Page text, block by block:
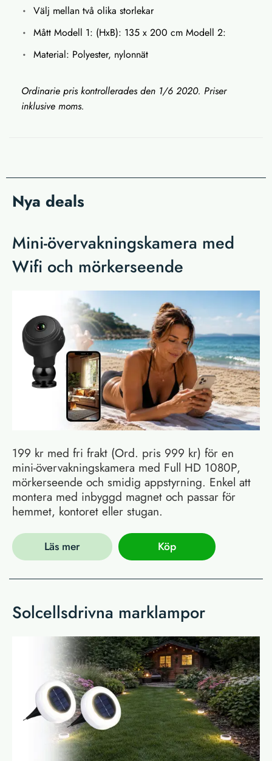
Välj mellan två olika storlekar
Mått Modell 1: (HxB): 135 x 200 cm Modell 2:
Material: Polyester, nylonnät
Ordinarie pris kontrollerades den 1/6 2020. Priser
inklusive moms.
Nya deals
Mini-övervakningskamera med
Wifi och mörkerseende
199 kr med fri frakt (Ord. pris 999 kr) för en
mini-övervakningskamera med Full HD 1080P,
mörkerseende och smidig appstyrning. Enkel att
montera med inbyggd magnet och passar för
hemmet, kontoret eller stugan.
Läs mer Köp
Solcellsdrivna marklampor